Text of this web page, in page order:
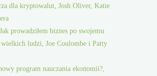
dla kryptowalut, Josh Oliver, Katie
prowadziłem biznes po swojemu
ludzi, Joe Coulombe i Patty
program nauczania ekonomii?,